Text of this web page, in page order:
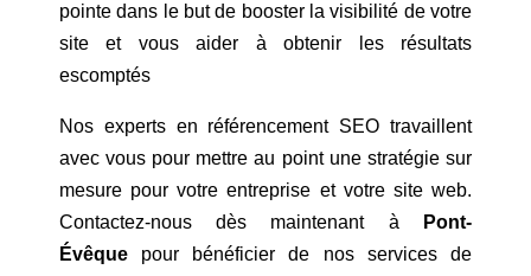
pointe dans le but de booster la visibilité de votre
site et vous aider à obtenir les résultats
escomptés
Nos experts en référencement SEO travaillent
avec vous pour mettre au point une stratégie sur
mesure pour votre entreprise et votre site web.
Contactez-nous dès maintenant à
Pont-
Évêquepour bénéficier de nos services de